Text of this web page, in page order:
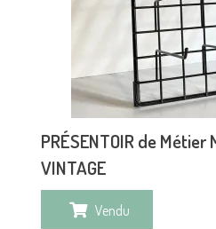
PRÉSENTOIR de Métier
VINTAGE
Vendu